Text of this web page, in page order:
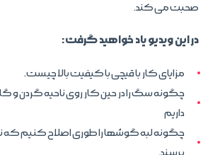
صحبت می کند.
در این ویدیو یاد خواهید گرفت:
مزایای کار با قیچی با کیفیت بالا چیست.
چگونه سگ را در حین کار روی ناحیه گردن و
داریم
چگونه لبه گوشها را طوری اصلاح کنیم که